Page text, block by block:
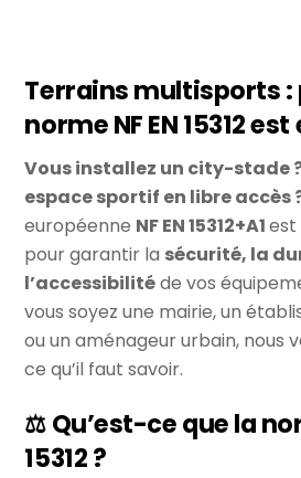
Terrains multisports :
norme NF EN 15312
Vous installez un city-stade
espace sportif en libre accès
européenne NF EN 15312+A1est
pour garantir la sécurité, la
l’accessibilitéde vos
vous soyez une mairie, un
ou un aménageur urbain, nous
ce qu’il faut savoir.
⚖️ Qu’est-ce que la
15312 ?